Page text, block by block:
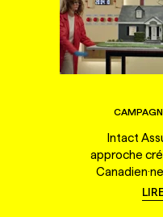
Intact
approche